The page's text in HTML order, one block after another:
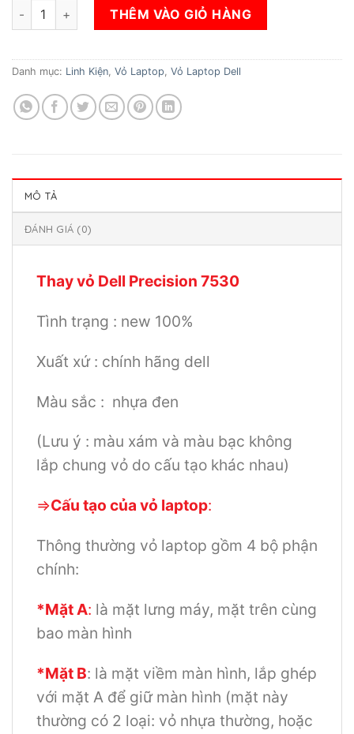
Thay vỏ Dell Precision 7530 số lượng
THÊM VÀO GIỎ HÀNG
Danh mục: Linh Kiện, Vỏ Laptop, Vỏ Laptop Dell
MÔ TẢ
ĐÁNH GIÁ (0)
Thay vỏ Dell Precision 7530
Tình trạng : new 100%
Xuất xứ : chính hãng dell
Màu sắc : nhựa đen
(Lưu ý : màu xám và màu bạc không
lắp chung vỏ do cấu tạo khác nhau)
=>Cấu tạo của vỏ laptop:
Thông thường vỏ laptop gồm 4 bộ phận
chính:
*Mặt A: là mặt lưng máy, mặt trên cùng
bao màn hình
*Mặt B: là mặt viềm màn hình, lắp ghép
với mặt A để giữ màn hình (mặt này
thường có 2 loại: vỏ nhựa thường, hoặc